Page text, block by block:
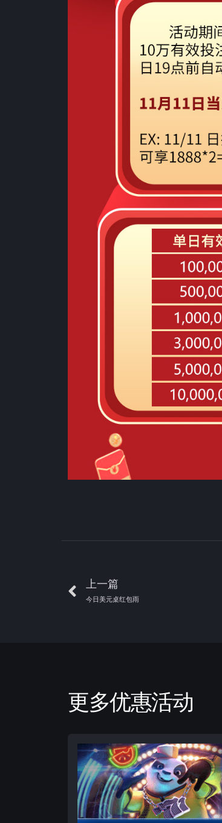
上一篇
今日美元桌红包雨
更多优惠活动